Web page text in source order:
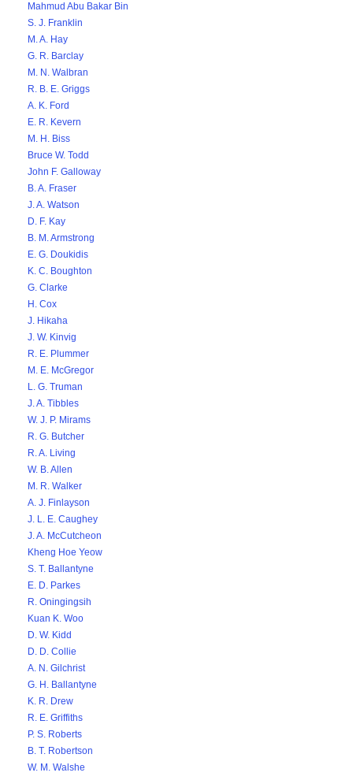
Mahmud Abu Bakar Bin
S. J. Franklin
M. A. Hay
G. R. Barclay
M. N. Walbran
R. B. E. Griggs
A. K. Ford
E. R. Kevern
M. H. Biss
Bruce W. Todd
John F. Galloway
B. A. Fraser
J. A. Watson
D. F. Kay
B. M. Armstrong
E. G. Doukidis
K. C. Boughton
G. Clarke
H. Cox
J. Hikaha
J. W. Kinvig
R. E. Plummer
M. E. McGregor
L. G. Truman
J. A. Tibbles
W. J. P. Mirams
R. G. Butcher
R. A. Living
W. B. Allen
M. R. Walker
A. J. Finlayson
J. L. E. Caughey
J. A. McCutcheon
Kheng Hoe Yeow
S. T. Ballantyne
E. D. Parkes
R. Oningingsih
Kuan K. Woo
D. W. Kidd
D. D. Collie
A. N. Gilchrist
G. H. Ballantyne
K. R. Drew
R. E. Griffiths
P. S. Roberts
B. T. Robertson
W. M. Walshe